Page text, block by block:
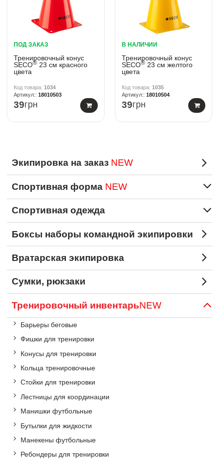
ПОД ЗАКАЗ
Тренировочный конус
SECO® 23 см красного
цвета
1034
18010503
39грн
В НАЛИЧИИ
Тренировочный конус
SECO®23 см желтого
цвета
1035
18010504
39грн
Экипировка на заказ NEW
Спортивная форма NEW
Спортивная одежда
Боксы наборы командной экипировки
Вратарская экипировка
Сумки, рюкзаки
Тренировочный инвентарьNEW
Барьеры беговые
Фишки для тренировки
Конусы для тренировки
Кольца тренировочные
Стойки для тренировки
Лестницы для координации
Манишки футбольные
Бутылки для жидкости
Манекены футбольные
Ребондеры для тренировки